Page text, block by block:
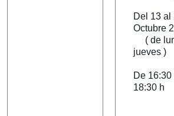
Del 13 al
Octubre
( de
jueves )
De 16:30
18:30 h